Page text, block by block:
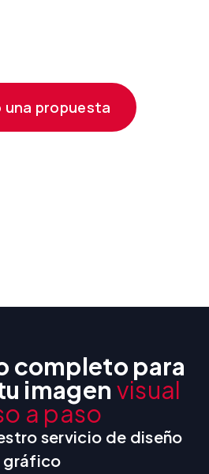
una propuesta
completo para
imagen visual
a paso
servicio de diseño
gráfico